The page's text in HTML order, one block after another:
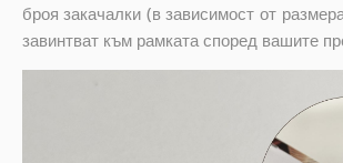
броя закачалки (в зависимост от
завинтват към рамката според вашите